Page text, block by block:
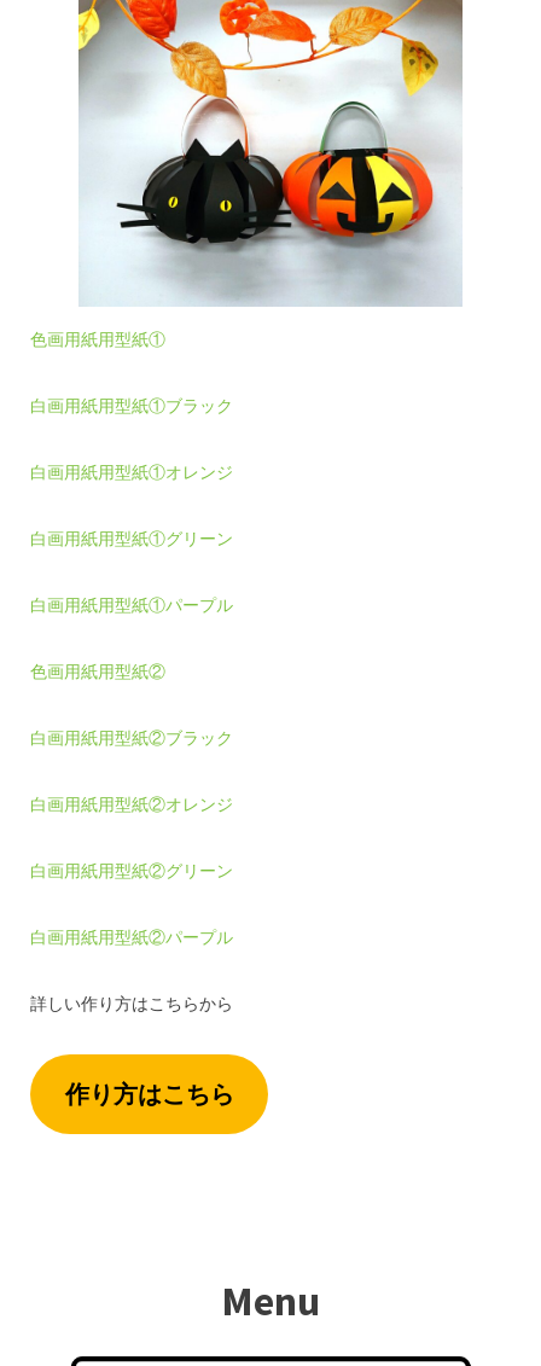
色画用紙用型紙①
白画用紙用型紙①ブラック
白画用紙用型紙①オレンジ
白画用紙用型紙①グリーン
白画用紙用型紙①パープル
色画用紙用型紙②
白画用紙用型紙②ブラック
白画用紙用型紙②オレンジ
白画用紙用型紙②グリーン
白画用紙用型紙②パープル
詳しい作り方はこちらから
作り方はこちら
Menu